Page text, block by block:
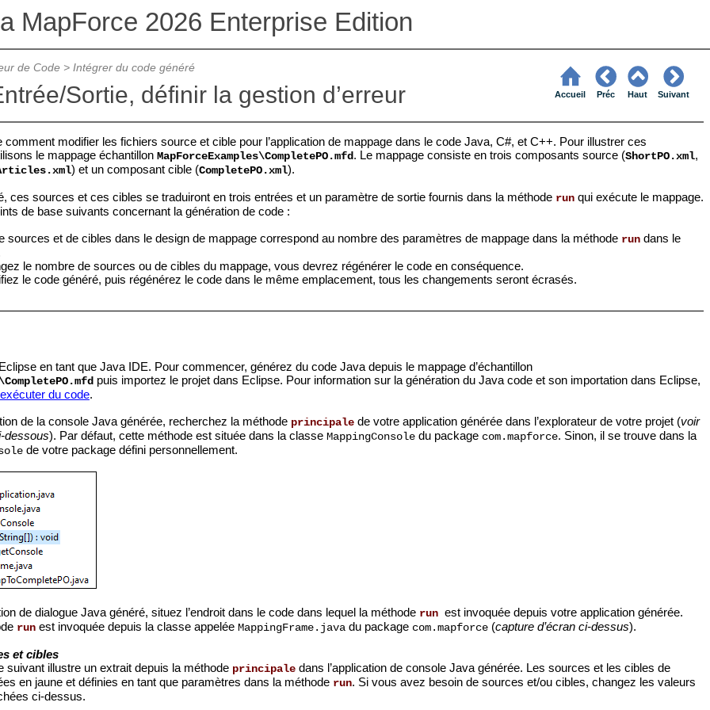
MapForce 2026 Enterprise Edition
de Code> Intégrer du code généré
Sortie, définir la gestion d’erreur Accueil Préc Haut Suivant
comment modifier les fichiers source et cible pour l’application de mappage dans le code Java, C#, et C++. Pour illustrer ces
le mappage échantillon MapForceExamples\CompletePO.mfd. Le mappage consiste en trois composants source (ShortPO.xml,
) et un composant cible (CompletePO.xml).
ces sources et ces cibles se traduiront en trois entrées et un paramètre de sortie fournis dans la méthode runqui exécute le mappage.
de base suivants concernant la génération de code :
sources et de cibles dans le design de mappage correspond au nombre des paramètres de mappage dans la méthode rundans le
le nombre de sources ou de cibles du mappage, vous devrez régénérer le code en conséquence.
le code généré, puis régénérez le code dans le même emplacement, tous les changements seront écrasés.
en tant que Java IDE. Pour commencer, générez du code Java depuis le mappage d’échantillon
puis importez le projet dans Eclipse. Pour information sur la génération du Java code et son importation dans Eclipse,
du code.
de la console Java générée, recherchez la méthode principalede votre application générée dans l’explorateur de votre projet (voir
dessous). Par défaut, cette méthode est située dans la classe MappingConsoledu package com.mapforce. Sinon, il se trouve dans la
de votre package défini personnellement.
de dialogue Java généré, situez l’endroit dans le code dans lequel la méthode run est invoquée depuis votre application générée.
runest invoquée depuis la classe appelée MappingFrame.java du package com.mapforce(capture d’écran ci-dessus).
et cibles
suivant illustre un extrait depuis la méthode principaledans l’application de console Java générée. Les sources et les cibles de
en jaune et définies en tant que paramètres dans la méthode run. Si vous avez besoin de sources et/ou cibles, changez les valeurs
ci-dessus.